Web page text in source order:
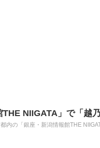
THE NIIGATA」で「
内の「銀座・新潟情報館THE